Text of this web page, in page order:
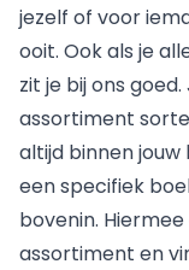
jezelf of voor
ooit. Ook als je
zit je bij ons
assortiment
altijd binnen
een specifiek
bovenin.
assortiment en